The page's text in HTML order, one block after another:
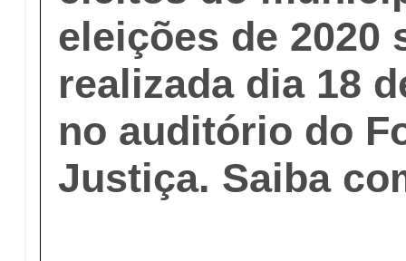
eleições de 2020
realizada dia 18
no auditório do
Justiça. Saiba